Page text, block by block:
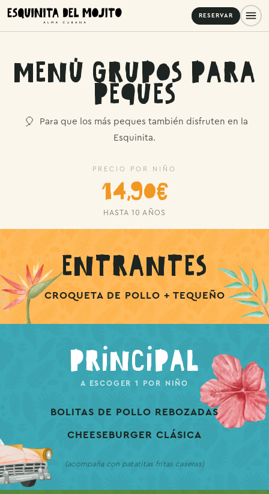
RESERVAR
Menú Grupos para
Peques
🎈
Para que los más peques también disfruten en la
Esquinita.
PRECIO POR NIÑO
14,90€
HASTA 10 AÑOS
Entrantes
CROQUETA DE POLLO + TEQUEÑO
Principal
A ESCOGER 1 POR NIÑO
BOLITAS DE POLLO REBOZADAS
CHEESEBURGER CLÁSICA
(acompaña con patatitas fritas caseras)